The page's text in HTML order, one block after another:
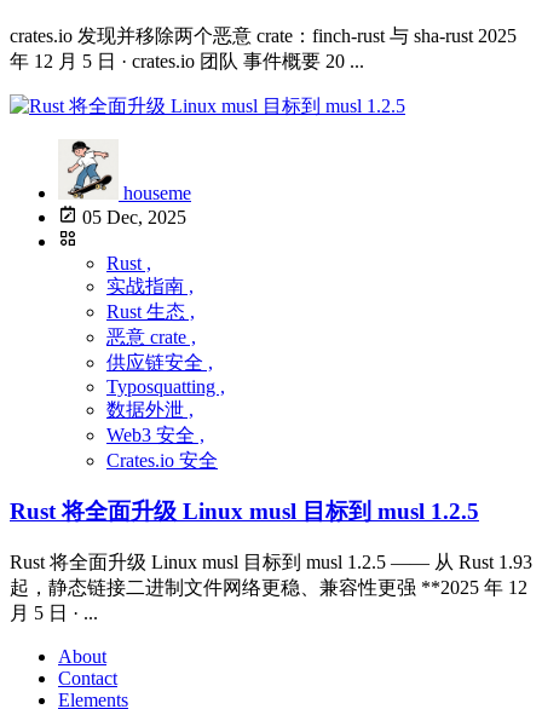
crates.io 发现并移除两个恶意 crate：finch-rust 与 sha-rust 2025
年 12 月 5 日 · crates.io 团队 事件概要 20 ...
houseme
05 Dec, 2025
Rust ,
实战指南 ,
Rust 生态 ,
恶意 crate ,
供应链安全 ,
Typosquatting ,
数据外泄 ,
Web3 安全 ,
Crates.io 安全
Rust 将全面升级 Linux musl 目标到 musl 1.2.5
Rust 将全面升级 Linux musl 目标到 musl 1.2.5 —— 从 Rust 1.93
起，静态链接二进制文件网络更稳、兼容性更强 **2025 年 12
月 5 日 · ...
About
Contact
Elements